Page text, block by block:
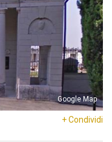
Google Map
+ Condividi